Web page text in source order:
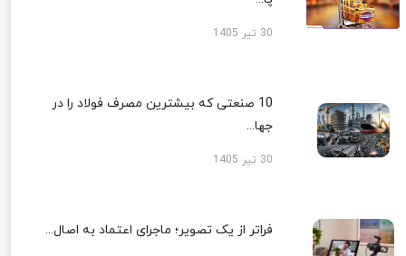
30 تیر 1405
10 صنعتی که بیشترین مصرف فولاد را در
جها...
30 تیر 1405
فراتر از یک تصویر؛ ماجرای اعتماد به اصال...